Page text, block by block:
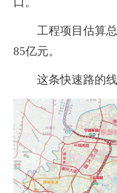
工程项目估算
85亿元。
这条快速路的